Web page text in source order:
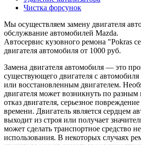
Чистка форсунок
Мы осуществляем замену двигателя
обслужвание автомобилей Mazda.
Автосервис кузовного ремона "Pokras
двигателя автомобиля от 1000 руб.
Замена двигателя автомобиля — это
существующего двигателя с
или восстановленным двигателем.
двигателя может возникнуть по
отказ двигателя, серьезное
времени. Двигатель является сердцем
выходит из строя или получает
может сделать транспортное средство
использования. В некоторых случаях